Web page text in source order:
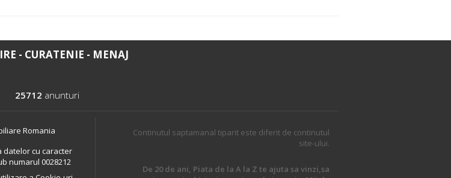
- CURATENIE - MENAJ
25712 anunturi
Romania
datelor cu caracter
numarul 0028212
Continutul saptamanal tiparit este diferit de continutul
site-ului.
De 20 de ani, Piata de la A la Z te ajuta sa vinzi,sa